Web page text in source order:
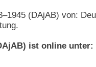
(DAjAB) von:
ist online unter: